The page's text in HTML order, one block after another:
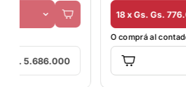
18 x Gs. Gs. 776.000
O comprá al contado
Gs. 8.386.000